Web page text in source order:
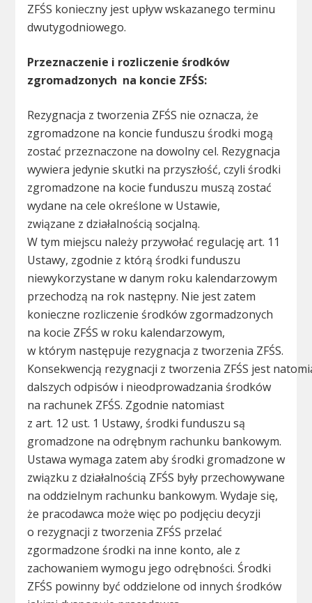
ZFŚS konieczny jest upływ wskazanego terminu
dwutygodniowego.
Przeznaczenie i rozliczenie środków
zgromadzonych na koncie ZFŚS:
Rezygnacja z tworzenia ZFŚS nie oznacza, że
zgromadzone na koncie funduszu środki mogą
zostać przeznaczone na dowolny cel. Rezygnacja
wywiera jedynie skutki na przyszłość, czyli środki
zgromadzone na kocie funduszu muszą zostać
wydane na cele określone w Ustawie,
związane z działalnością socjalną.
W tym miejscu należy przywołać regulację art. 11
Ustawy, zgodnie z którą środki funduszu
niewykorzystane w danym roku kalendarzowym
przechodzą na rok następny. Nie jest zatem
konieczne rozliczenie środków zgormadzonych
na kocie ZFŚS w roku kalendarzowym,
w którym następuje rezygnacja z tworzenia ZFŚS.
Konsekwencją rezygnacji z tworzenia ZFŚS jest
dalszych odpisów i nieodprowadzania środków
na rachunek ZFŚS. Zgodnie natomiast
z art. 12 ust. 1 Ustawy, środki funduszu są
gromadzone na odrębnym rachunku bankowym.
Ustawa wymaga zatem aby środki gromadzone w
związku z działalnością ZFŚS były przechowywane
na oddzielnym rachunku bankowym. Wydaje się,
że pracodawca może więc po podjęciu decyzji
o rezygnacji z tworzenia ZFŚS przelać
zgormadzone środki na inne konto, ale z
zachowaniem wymogu jego odrębności. Środki
ZFŚS powinny być oddzielone od innych środków